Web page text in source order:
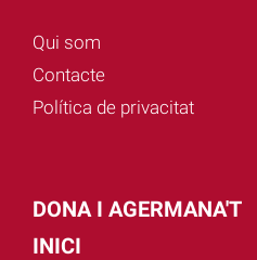
Qui som
Contacte
Política de privacitat
DONA I AGERMANA'T
INICI